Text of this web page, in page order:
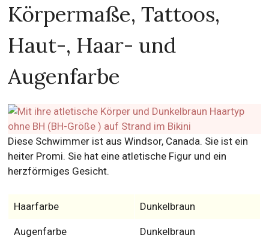
Körpermaße, Tattoos,
Haut-, Haar- und
Augenfarbe
Diese Schwimmer ist aus Windsor, Canada. Sie ist ein
heiter Promi. Sie hat eine atletische Figur und ein
herzförmiges Gesicht.
Haarfarbe Dunkelbraun
Augenfarbe Dunkelbraun